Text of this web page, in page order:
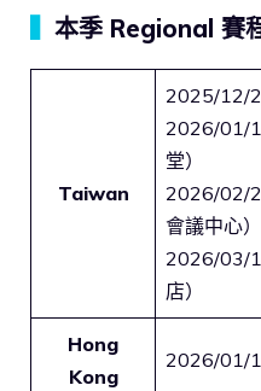
本季 Regional 賽
Taiwan
2025/12/
2026/01/
堂）
2026/02/
會議中心）
2026/03/
店）
Hong
Kong
2026/01/